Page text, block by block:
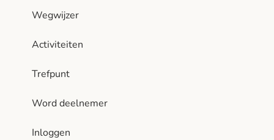
Wegwijzer
Activiteiten
Trefpunt
Word deelnemer
Inloggen